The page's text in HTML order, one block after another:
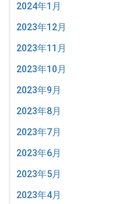
2024年1月
2023年12月
2023年11月
2023年10月
2023年9月
2023年8月
2023年7月
2023年6月
2023年5月
2023年4月